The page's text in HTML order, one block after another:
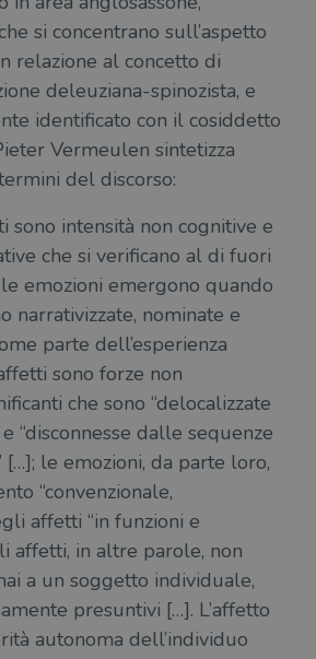
si concentrano sull’aspetto
relazione al concetto di
deleuziana-spinozista, e
identificato con il cosiddetto
Vermeulen sintetizza
del discorso:
sono intensità non cognitive e
che si verificano al di fuori
emozioni emergono quando
narrativizzate, nominate e
parte dell’esperienza
sono forze non
che sono “delocalizzate
“disconnesse dalle sequenze
[…]; le emozioni, da parte loro,
“convenzionale,
affetti “in funzioni e
affetti, in altre parole, non
a un soggetto individuale,
presuntivi […]. L’affetto
autonoma dell’individuo